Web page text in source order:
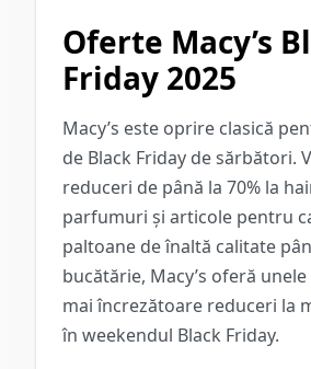
Oferte Macy’s
Friday 2025
Macy’s este oprire clasică
de Black Friday de sărbători.
reduceri de până la 70% la
parfumuri și articole pentru
paltoane de înaltă calitate
bucătărie, Macy’s oferă
mai încrezătoare reduceri la
în weekendul Black Friday.